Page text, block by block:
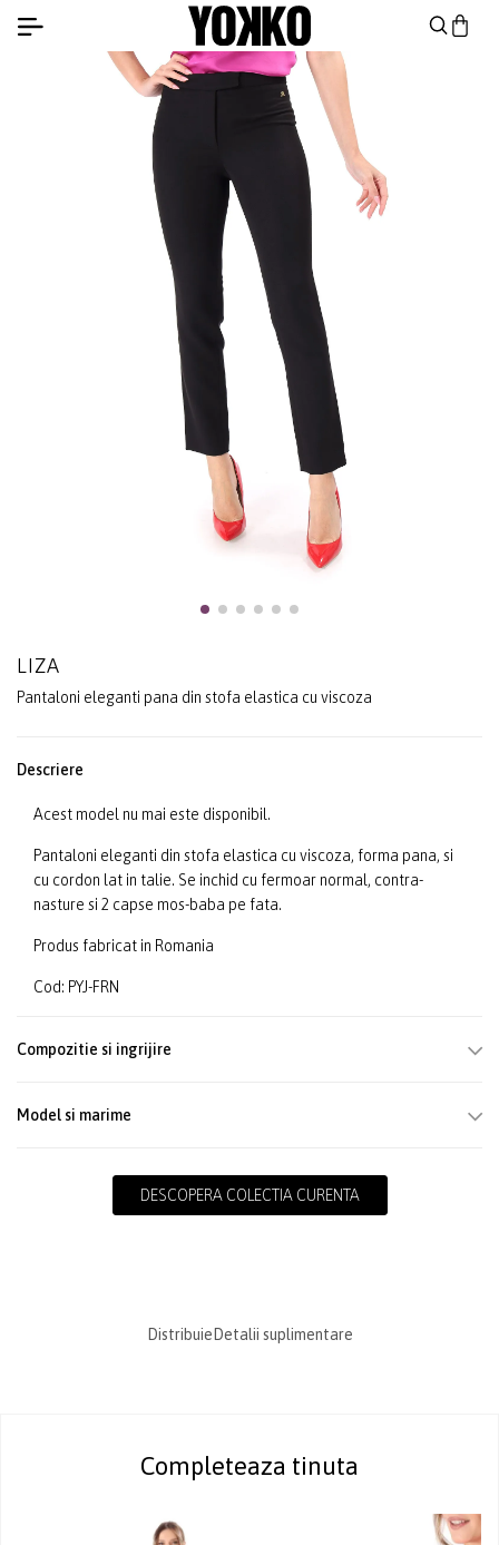
LIZA
Pantaloni eleganti pana din stofa elastica cu viscoza
Descriere
Acest model nu mai este disponibil.
Pantaloni eleganti din stofa elastica cu viscoza, forma pana, si
cu cordon lat in talie. Se inchid cu fermoar normal, contra-
nasture si 2 capse mos-baba pe fata.
Produs fabricat in Romania
Cod: PYJ-FRN
Compozitie si ingrijire
Model si marime
DESCOPERA COLECTIA CURENTA
Distribuie Detalii suplimentare
Completeaza tinuta